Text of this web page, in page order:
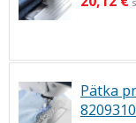
Pätka